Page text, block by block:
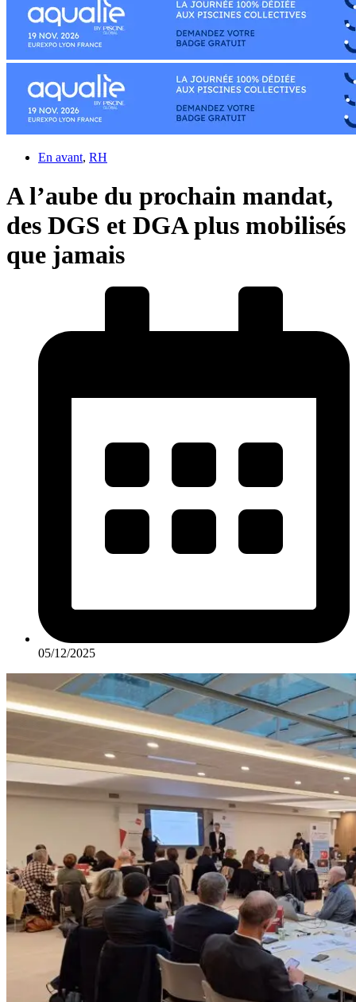
En avant, RH
A l’aube du prochain mandat,
des DGS et DGA plus mobilisés
que jamais
05/12/2025